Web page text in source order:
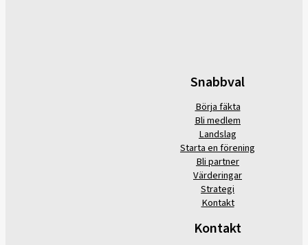
Snabbval
Börja fäkta
Bli medlem
Landslag
Starta en förening
Bli partner
Värderingar
Strategi
Kontakt
Kontakt